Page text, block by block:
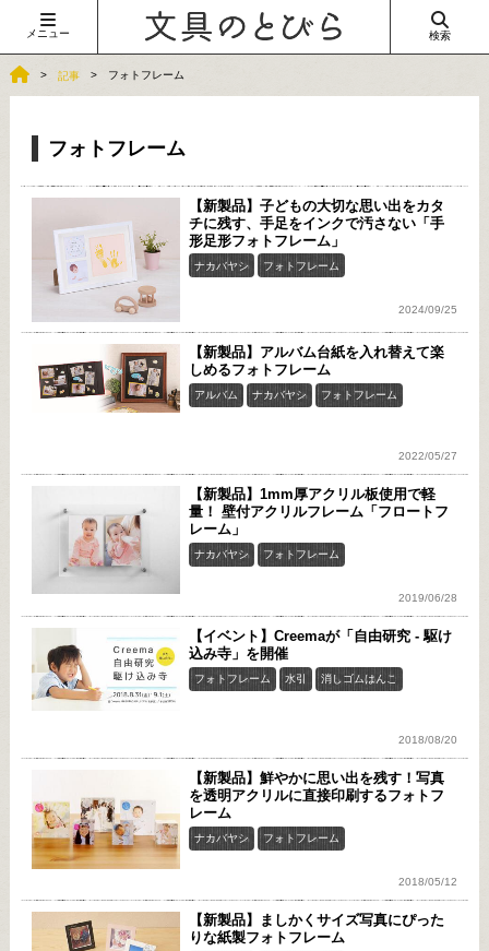
メニュー 検索
記事 フォトフレーム
フォトフレーム
【新製品】子どもの大切な思い出をカタ
チに残す、手足をインクで汚さない「手
形足形フォトフレーム」
ナカバヤシ フォトフレーム
2024/09/25
【新製品】アルバム台紙を入れ替えて楽
しめるフォトフレーム
アルバム ナカバヤシ フォトフレーム
2022/05/27
【新製品】1mm厚アクリル板使用で軽
量！ 壁付アクリルフレーム「フロートフ
レーム」
ナカバヤシ フォトフレーム
2019/06/28
【イベント】Creemaが「自由研究 - 駆け
込み寺」を開催
フォトフレーム 水引 消しゴムはんこ
2018/08/20
【新製品】鮮やかに思い出を残す！写真
を透明アクリルに直接印刷するフォトフ
レーム
ナカバヤシ フォトフレーム
2018/05/12
【新製品】ましかくサイズ写真にぴった
りな紙製フォトフレーム